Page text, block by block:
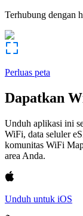
Terhubung dengan
Perluas peta
Dapatkan
Unduh aplikasi ini
WiFi, data seluler
komunitas WiFi
area Anda.
Unduh untuk iOS